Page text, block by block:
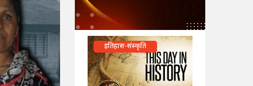
इतिहास-संस्कृति